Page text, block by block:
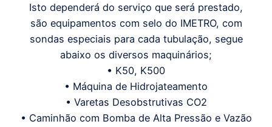
Isto dependerá do serviço que será prestado,
são equipamentos com selo do IMETRO, com
sondas especiais para cada tubulação, segue
abaixo os diversos maquinários;
• K50, K500
• Máquina de Hidrojateamento
• Varetas Desobstrutivas CO2
• Caminhão com Bomba de Alta Pressão e Vazão